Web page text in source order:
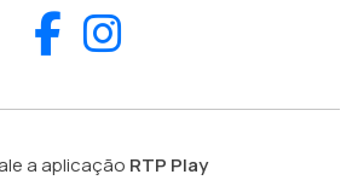
Facebook
a aplicação RTP Play